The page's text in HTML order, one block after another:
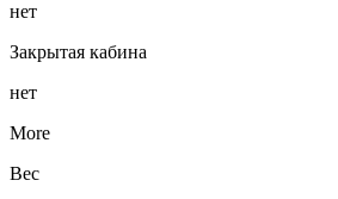
нет
Закрытая кабина
нет
More
Вес